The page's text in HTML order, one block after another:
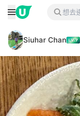
Siuhar Chan